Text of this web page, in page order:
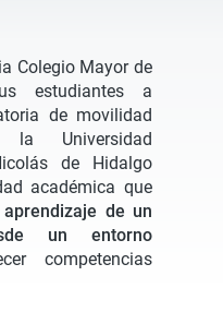
Colegio Mayor de
estudiantes a
de movilidad
Universidad
de Hidalgo
académica que
de un
un entorno
competencias